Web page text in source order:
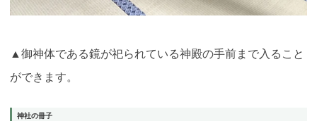
▲御神体である鏡が祀られている神殿の手前まで入ること
ができます。
神社の冊子